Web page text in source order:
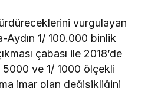
vurgulayan
Aydın 1/ 100.000 binlik
çabası ile 2018’de
5000 ve 1/ 1000 ölçekli
imar plan değişikliğini